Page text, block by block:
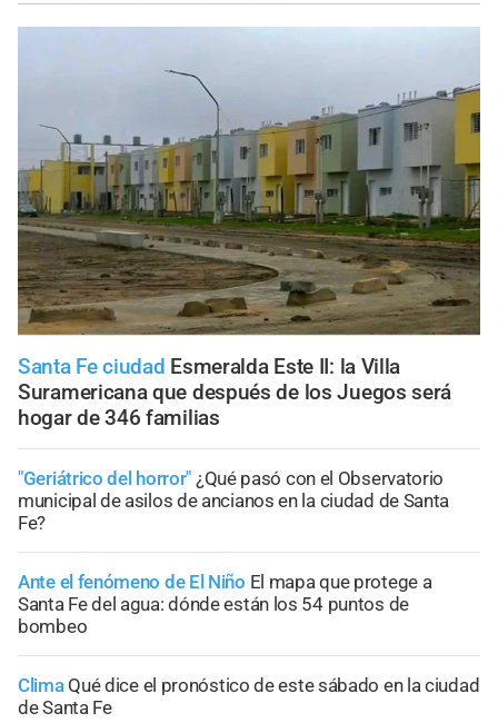
Santa Fe ciudad Esmeralda Este II: la Villa
Suramericana que después de los Juegos será
hogar de 346 familias
"Geriátrico del horror" ¿Qué pasó con el Observatorio
municipal de asilos de ancianos en la ciudad de Santa
Fe?
Ante el fenómeno de El Niño El mapa que protege a
Santa Fe del agua: dónde están los 54 puntos de
bombeo
Clima Qué dice el pronóstico de este sábado en la ciudad
de Santa Fe